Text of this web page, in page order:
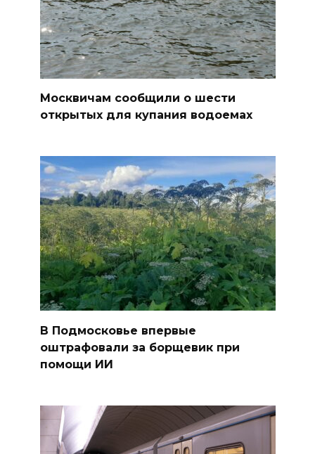
Москвичам сообщили о шести
открытых для купания водоемах
В Подмосковье впервые
оштрафовали за борщевик при
помощи ИИ